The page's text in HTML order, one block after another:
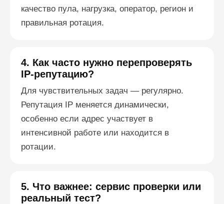
качество пула, нагрузка, оператор, регион и
правильная ротация.
4. Как часто нужно перепроверять
IP-репутацию?
Для чувствительных задач — регулярно.
Репутация IP меняется динамически,
особенно если адрес участвует в
интенсивной работе или находится в
ротации.
5. Что важнее: сервис проверки или
реальный тест?